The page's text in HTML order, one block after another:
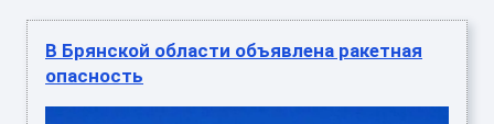
В Брянской области объявлена ракетная
опасность